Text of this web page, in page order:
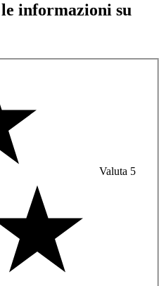
informazioni su
Valuta 5